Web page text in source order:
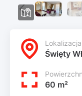
Lokalizacja
Święty
60 m²